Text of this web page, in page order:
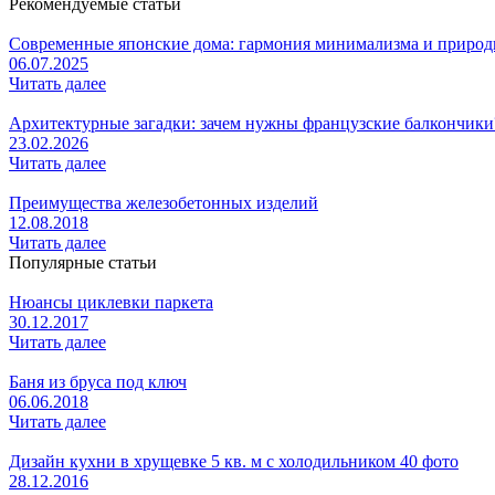
Современные японские дома: гармония минимализма и
06.07.2025
Читать далее
Архитектурные загадки: зачем нужны французские
23.02.2026
Читать далее
Преимущества железобетонных изделий
12.08.2018
Читать далее
Популярные статьи
Нюансы циклевки паркета
30.12.2017
Читать далее
Баня из бруса под ключ
06.06.2018
Читать далее
Дизайн кухни в хрущевке 5 кв. м с холодильником 40 фото
28.12.2016